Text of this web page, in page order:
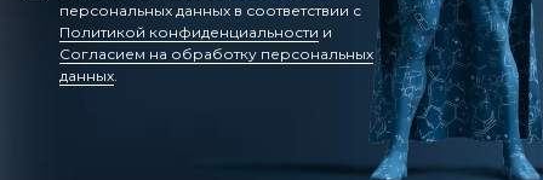
персональных данных в соответствии с
Политикой конфиденциальности и
Согласием на обработку персональных
данных